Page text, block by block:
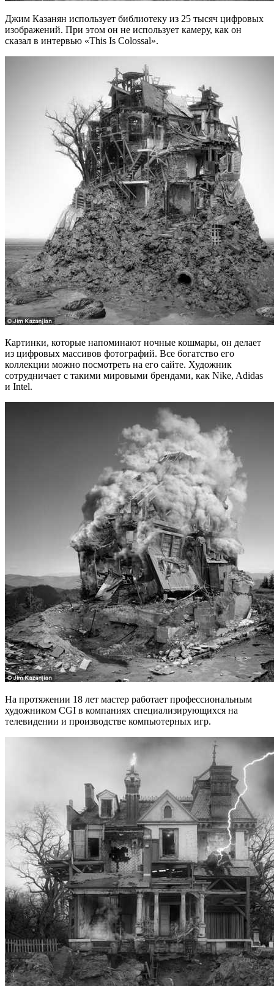
Джим Казанян использует библиотеку из 25 тысяч цифровых
изображений. При этом он не использует камеру, как он
сказал в интервью «This Is Colossal».
Картинки, которые напоминают ночные кошмары, он делает
из цифровых массивов фотографий. Все богатство его
коллекции можно посмотреть на его сайте. Художник
сотрудничает с такими мировыми брендами, как Nike, Adidas
и Intel.
На протяжении 18 лет мастер работает профессиональным
художником CGI в компаниях специализирующихся на
телевидении и производстве компьютерных игр.